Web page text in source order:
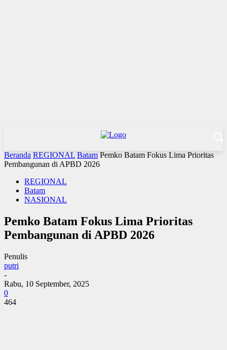
Beranda REGIONAL Batam Pemko Batam Fokus Lima Prioritas
Pembangunan di APBD 2026
REGIONAL
Batam
NASIONAL
Pemko Batam Fokus Lima Prioritas
Pembangunan di APBD 2026
Penulis
putri
-
Rabu, 10 September, 2025
0
464